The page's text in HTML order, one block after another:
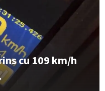
cu 109 km/h